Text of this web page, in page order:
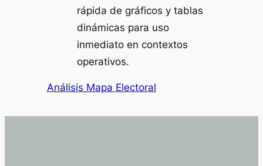
rápida de gráficos y tablas
dinámicas para uso
inmediato en contextos
operativos.
Análisis Mapa Electoral